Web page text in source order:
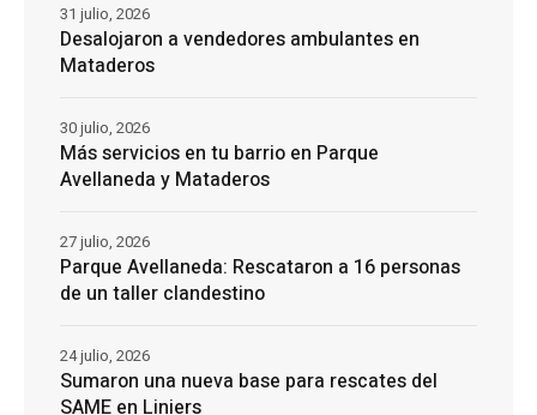
Desalojaron a vendedores ambulantes en
Mataderos
31 julio, 2026
Más servicios en tu barrio en Parque
Avellaneda y Mataderos
30 julio, 2026
Parque Avellaneda: Rescataron a 16 personas
de un taller clandestino
27 julio, 2026
Sumaron una nueva base para rescates del
SAME en Liniers
24 julio, 2026